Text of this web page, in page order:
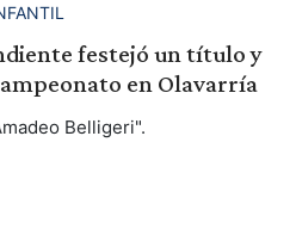
festejó un título y
en Olavarría
Belligeri".